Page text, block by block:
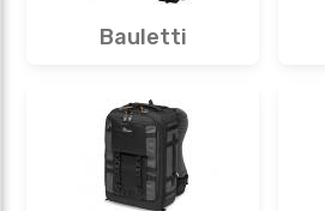
Bauletti